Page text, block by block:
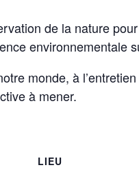
de la nature
environnementale
monde, à
à mener.
LIEU